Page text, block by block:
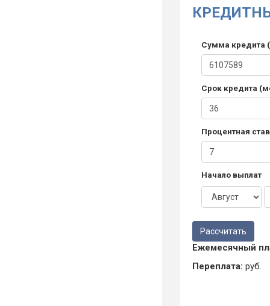
Сумма кредита
Срок кредита
Процентная
Начало выплат
Ежемесячный
Переплата: руб.